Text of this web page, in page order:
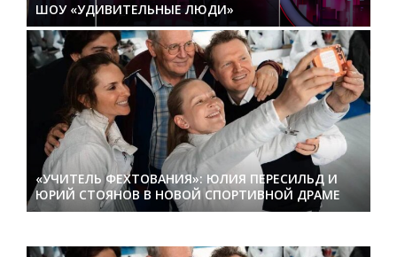
ШОУ «УДИВИТЕЛЬНЫЕ ЛЮДИ»
«УЧИТЕЛЬ ФЕХТОВАНИЯ»: ЮЛИЯ ПЕРЕСИЛЬД И
ЮРИЙ СТОЯНОВ В НОВОЙ СПОРТИВНОЙ ДРАМЕ